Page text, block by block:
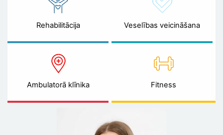
Rehabilitācija Veselības veicināšana
Ambulatorā klīnika Fitness